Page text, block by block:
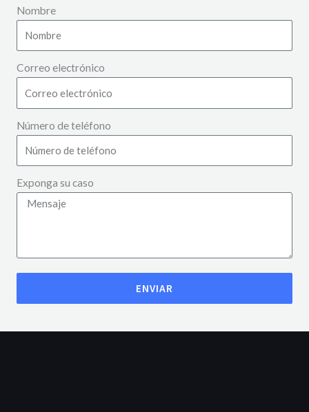
Nombre
Correo electrónico
Número de teléfono
Exponga su caso
ENVIAR